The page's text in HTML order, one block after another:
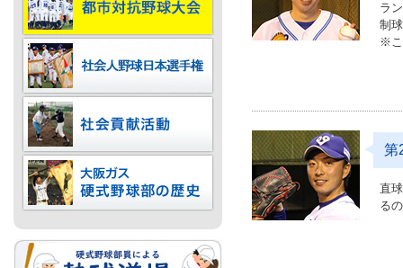
業務
ラ
制
※こ
第
直
る